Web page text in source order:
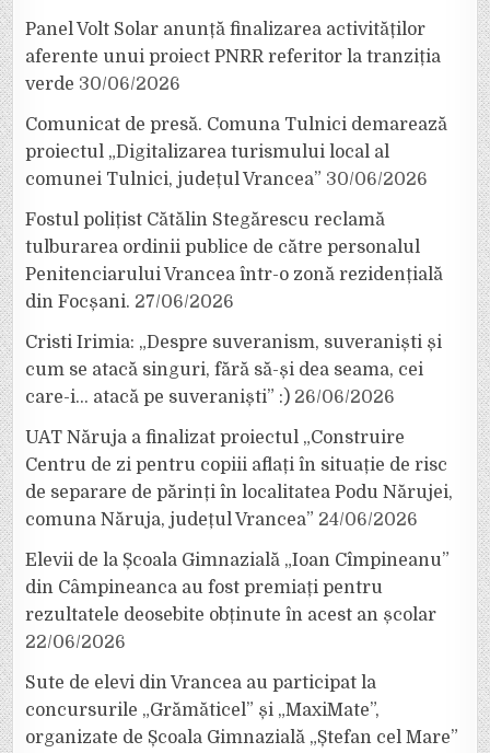
Panel Volt Solar anunță finalizarea activităților
aferente unui proiect PNRR referitor la tranziția
verde 30/06/2026
Comunicat de presă. Comuna Tulnici demarează
proiectul „Digitalizarea turismului local al
comunei Tulnici, județul Vrancea” 30/06/2026
Fostul polițist Cătălin Stegărescu reclamă
tulburarea ordinii publice de către personalul
Penitenciarului Vrancea într-o zonă rezidențială
din Focșani. 27/06/2026
Cristi Irimia: „Despre suveranism, suveraniști și
cum se atacă singuri, fără să-și dea seama, cei
care-i… atacă pe suveraniști” :) 26/06/2026
UAT Năruja a finalizat proiectul „Construire
Centru de zi pentru copiii aflați în situație de risc
de separare de părinți în localitatea Podu Nărujei,
comuna Năruja, județul Vrancea” 24/06/2026
Elevii de la Școala Gimnazială „Ioan Cîmpineanu”
din Câmpineanca au fost premiați pentru
rezultatele deosebite obținute în acest an școlar
22/06/2026
Sute de elevi din Vrancea au participat la
concursurile „Grămăticel” și „MaxiMate”,
organizate de Școala Gimnazială „Ștefan cel Mare”